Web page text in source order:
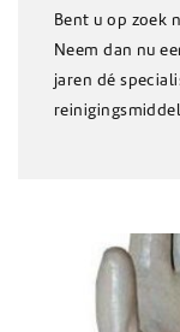
Bent u op zoek
Neem dan nu
jaren dé